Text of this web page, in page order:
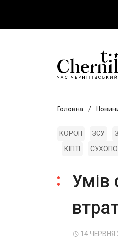
Головна
КОРОП ЗСУ
КІПТІ
Умів
14 ЧЕРВНЯ